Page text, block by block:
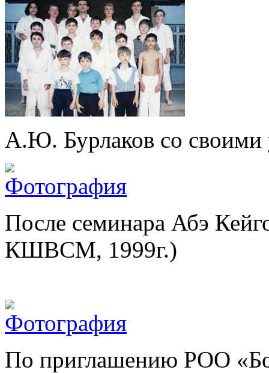
А.Ю. Бурлаков со своими
После семинара Абэ
КШВСМ, 1999г.)
По приглашению РОО